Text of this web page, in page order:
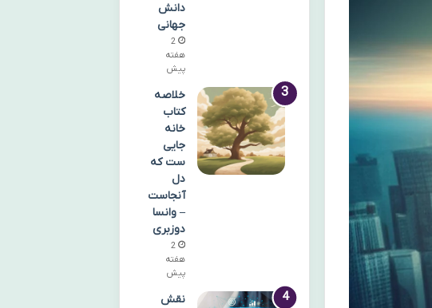
دانش
جهانی
2
هفته
پیش
خلاصه
کتاب
خانه
جایی
ست که
دل
آنجاست
– وانسا
دوزبری
2
هفته
پیش
نقش